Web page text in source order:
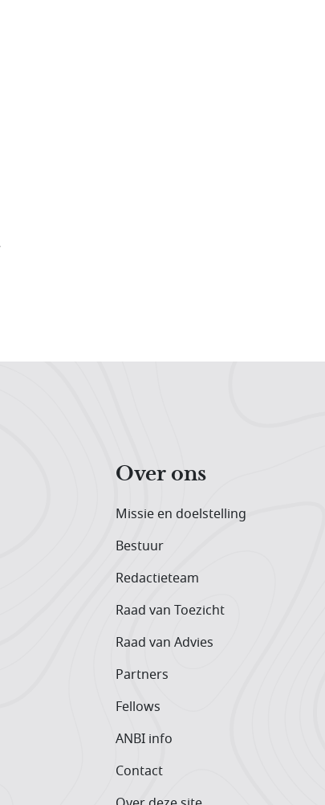
Over ons
Missie en doelstelling
Bestuur
Redactieteam
Raad van Toezicht
Raad van Advies
Partners
Fellows
ANBI info
Contact